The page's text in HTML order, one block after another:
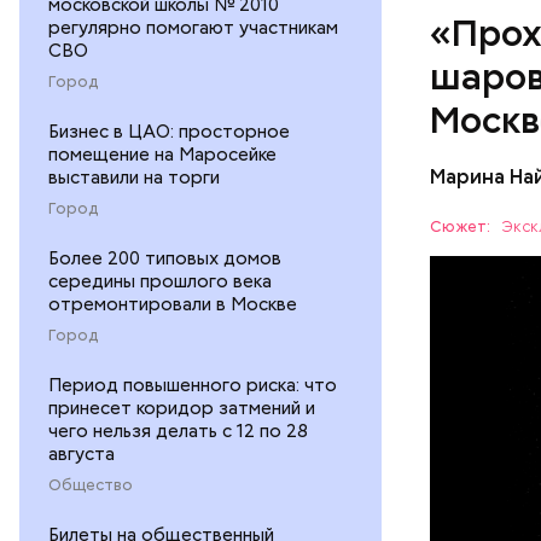
регулярно помогают участникам
СВО
Город
Бизнес в ЦАО: просторное
помещение на Маросейке
выставили на торги
Город
Более 200 типовых домов
середины прошлого века
отремонтировали в Москве
Город
Период повышенного риска: что
принесет коридор затмений и
чего нельзя делать с 12 по 28
августа
Общество
Билеты на общественный
Марина
Сюжет:
—
Шаровая
следов.
причем
По его
аварий